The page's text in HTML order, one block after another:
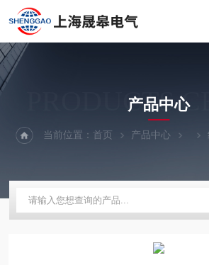
PRODUCTS
产品中心
当前位置：首页 产品中心